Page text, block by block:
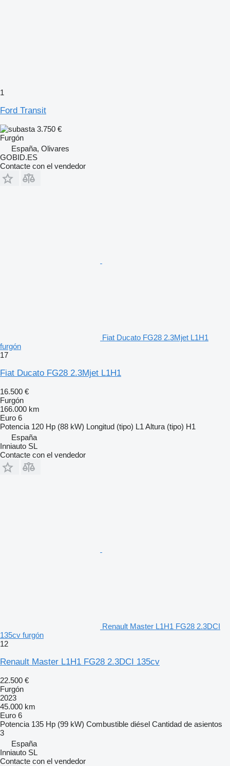
1
Ford Transit
3.750 €
Furgón
España, Olivares
GOBID.ES
Contacte con el vendedor
Fiat Ducato FG28 2.3Mjet L1H1
furgón
17
Fiat Ducato FG28 2.3Mjet L1H1
16.500 €
Furgón
166.000 km
Euro 6
Potencia 120 Hp (88 kW) Longitud (tipo) L1 Altura (tipo) H1
España
Inniauto SL
Contacte con el vendedor
Renault Master L1H1 FG28 2.3DCI
135cv furgón
12
Renault Master L1H1 FG28 2.3DCI 135cv
22.500 €
Furgón
2023
45.000 km
Euro 6
Potencia 135 Hp (99 kW) Combustible diésel Cantidad de asientos
3
España
Inniauto SL
Contacte con el vendedor